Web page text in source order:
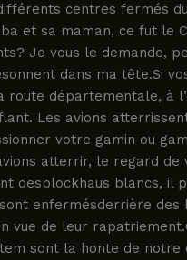
centres fermés
et sa maman, ce fut le
Je vous le demande,
dans ma tête.Si
route départementale, à
Les avions
votre gamin ou
atterrir, le regard
desblockhaus blancs, il
enfermésderrière des
vue de leur
sont la honte de notre